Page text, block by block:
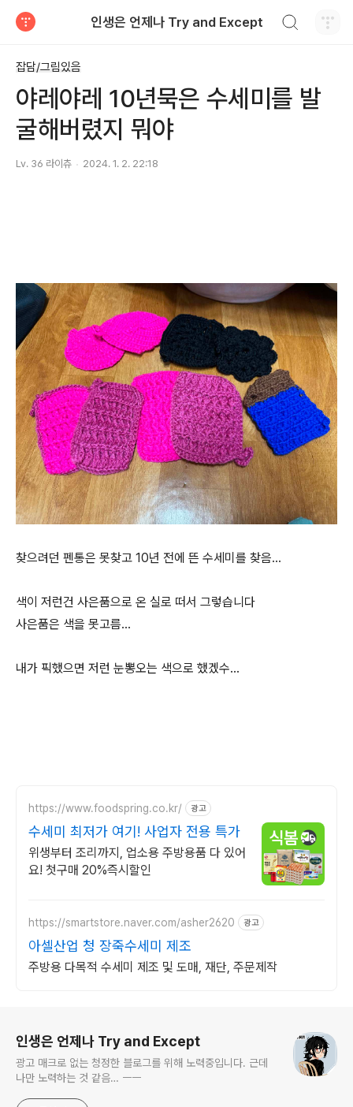
인생은 언제나 Try and Except
잡담/그림있음
야레야레 10년묵은 수세미를 발
굴해버렸지 뭐야
Lv. 36 라이츄 2024. 1. 2. 22:18
찾으려던 펜통은 못찾고 10년 전에 뜬 수세미를 찾음…
색이 저런건 사은품으로 온 실로 떠서 그렇습니다
사은품은 색을 못고름…
내가 픽했으면 저런 눈뽕오는 색으로 했겠수…
https://www.foodspring.co.kr/ 광고
수세미 최저가 여기! 사업자 전용 특가
위생부터 조리까지, 업소용 주방용품 다 있어
요! 첫구매 20%즉시할인
https://smartstore.naver.com/asher2620 광고
아셀산업 청 장죽수세미 제조
주방용 다목적 수세미 제조 및 도매, 재단, 주문제작
인생은 언제나 Try and Except
광고 매크로 없는 청정한 블로그를 위해 노력중입니다. 근데
나만 노력하는 것 같음… ㅡㅡ